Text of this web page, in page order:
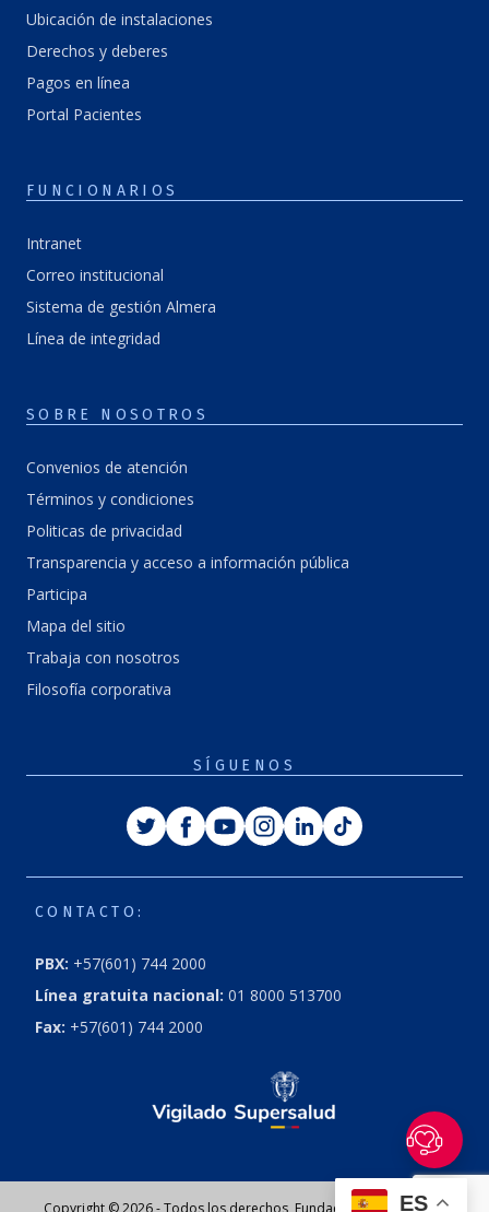
Ubicación de instalaciones
Derechos y deberes
Pagos en línea
Portal Pacientes
FUNCIONARIOS
Intranet
Correo institucional
Sistema de gestión Almera
Línea de integridad
SOBRE NOSOTROS
Convenios de atención
Términos y condiciones
Politicas de privacidad
Transparencia y acceso a información pública
Participa
Mapa del sitio
Trabaja con nosotros
Filosofía corporativa
SÍGUENOS
TwitterFacebook
YoutubeInstagram
LinkedinTiktok
CONTACTO:
PBX: +57(601) 744 2000
Línea gratuita nacional: 01 8000 513700
Fax: +57(601) 744 2000
ES